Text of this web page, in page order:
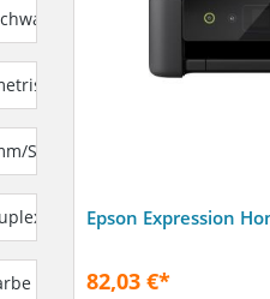
normale Qualität, A4/US
Sek.)
(Schwarz, Standardmodus,
nach ISO/IEC 24734 (Seiten/
Epson Expression
82,03 €*